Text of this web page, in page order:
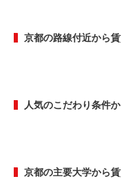
京都の路線付近から
人気のこだわり条件
京都の主要大学から